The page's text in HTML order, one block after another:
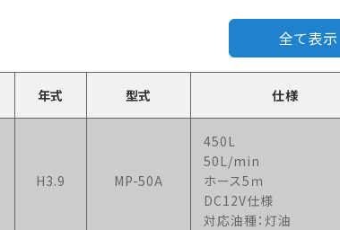
全て表示
年式 型式 仕様
H3.9 MP-50A
450L
50L/min
ホース5ｍ
DC12V仕様
対応油種：灯油